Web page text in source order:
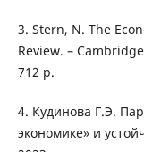
3. Stern, N. The
Review. –
712 p.
4. Кудинова Г.Э.
экономике» и